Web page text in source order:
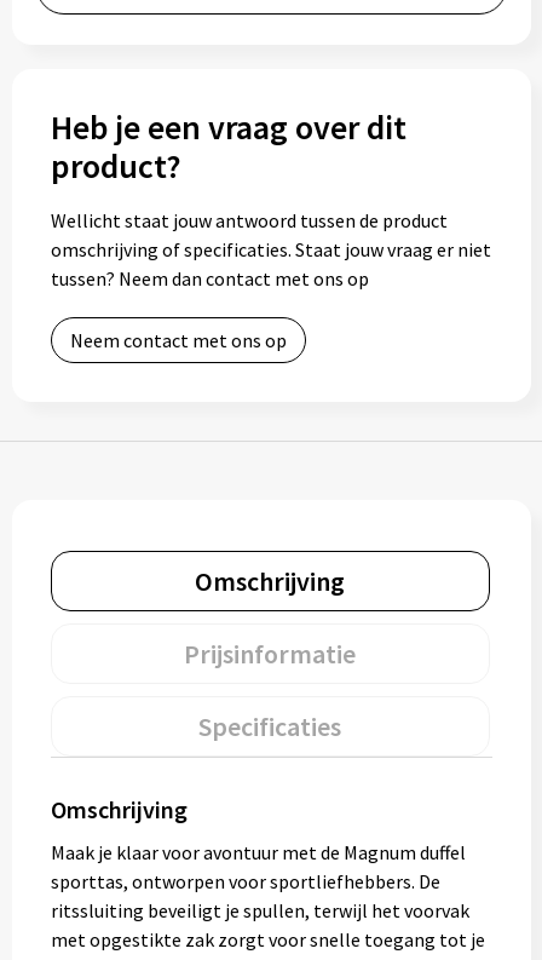
Thermosbekers
Glazen
Lunchboxen
Muntjes
Stormparaplu's
Klassieke paraplu's
Divers
Technologie
Vrije tijd
Heb je een vraag over dit
product?
Wellicht staat jouw antwoord tussen de product
omschrijving of specificaties. Staat jouw vraag er niet
tussen? Neem dan contact met ons op
Neem contact met ons op
Omschrijving
Prijsinformatie
Specificaties
Omschrijving
Maak je klaar voor avontuur met de Magnum duffel
sporttas, ontworpen voor sportliefhebbers. De
ritssluiting beveiligt je spullen, terwijl het voorvak
met opgestikte zak zorgt voor snelle toegang tot je